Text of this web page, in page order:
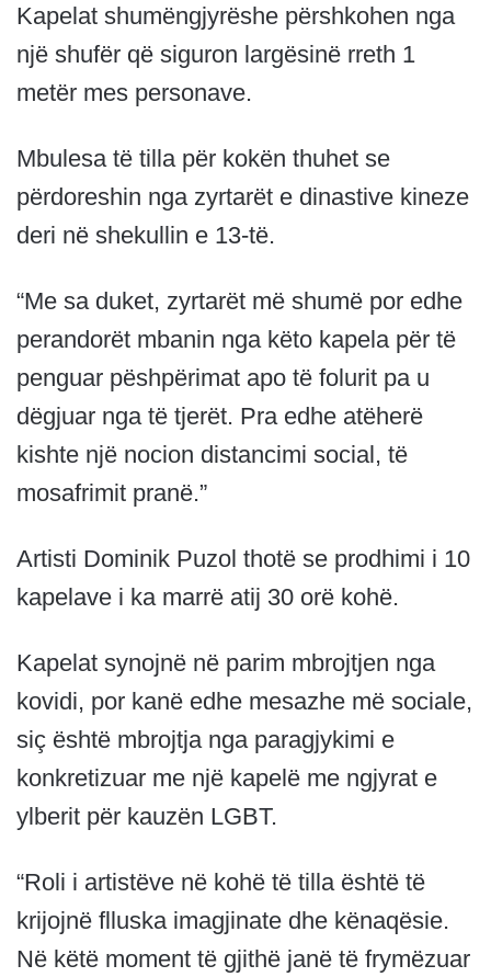
Kapelat shumëngjyrëshe përshkohen nga
një shufër që siguron largësinë rreth 1
metër mes personave.
Mbulesa të tilla për kokën thuhet se
përdoreshin nga zyrtarët e dinastive kineze
deri në shekullin e 13-të.
“Me sa duket, zyrtarët më shumë por edhe
perandorët mbanin nga këto kapela për të
penguar pëshpërimat apo të folurit pa u
dëgjuar nga të tjerët. Pra edhe atëherë
kishte një nocion distancimi social, të
mosafrimit pranë.”
Artisti Dominik Puzol thotë se prodhimi i 10
kapelave i ka marrë atij 30 orë kohë.
Kapelat synojnë në parim mbrojtjen nga
kovidi, por kanë edhe mesazhe më sociale,
siç është mbrojtja nga paragjykimi e
konkretizuar me një kapelë me ngjyrat e
ylberit për kauzën LGBT.
“Roli i artistëve në kohë të tilla është të
krijojnë flluska imagjinate dhe kënaqësie.
Në këtë moment të gjithë janë të frymëzuar